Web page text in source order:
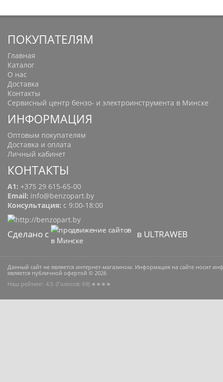
ПОКУПАТЕЛЯМ
Главная
Каталог
О нас
Доставка
Контакты
Сервисный центр бензо- и электроинструмента в Минске
ИНФОРМАЦИЯ
Оптовым покупателям
Доставка и оплата
Личный кабинет
КОНТАКТЫ
A1: +375 29 615-65-00
Email: info@benzopart.by
Консультация: с 9:00-18:00
Сделано с в ULTRAWEB
Данный сайт не является интернет-магазином. Информация на сайте носит
является публичной офертой © 2026
Наш рейтинг: 4.5 (Голосов: 69) ★★★★